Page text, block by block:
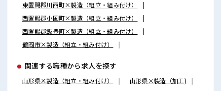
東置賜郡川西町×製造（組立・組み付け）
西置賜郡小国町×製造（組立・組み付け）
西置賜郡飯豊町×製造（組立・組み付け）
鶴岡市×製造（組立・組み付け）
関連する職種から求人を探す
山形県×製造（組立・組み付け）
山形県×製造（加工)